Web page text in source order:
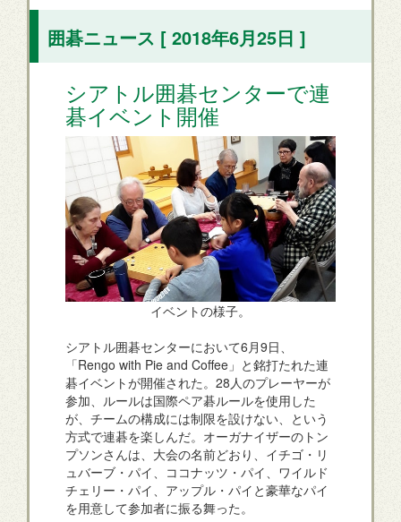
囲碁ニュース [ 2018年6月25日 ]
シアトル囲碁センターで連
碁イベント開催
イベントの様子。
シアトル囲碁センターにおいて6月9日、
「Rengo with Pie and Coffee」と銘打たれた連
碁イベントが開催された。28人のプレーヤーが
参加、ルールは国際ペア碁ルールを使用した
が、チームの構成には制限を設けない、という
方式で連碁を楽しんだ。オーガナイザーのトン
プソンさんは、大会の名前どおり、イチゴ・リ
ュバーブ・パイ、ココナッツ・パイ、ワイルド
チェリー・パイ、アップル・パイと豪華なパイ
を用意して参加者に振る舞った。